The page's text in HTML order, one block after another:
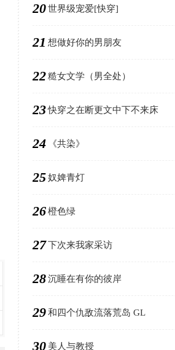
20世界级宠爱[快穿]
21 想做好你的男朋友
22糙女文学（男全处）
23快穿之在断更文中下不来床
24 《共染》
25奴婢青灯
26橙色绿
27下次来我家采访
28沉睡在有你的彼岸
29和四个仇敌流落荒岛 GL
30 美人与教授